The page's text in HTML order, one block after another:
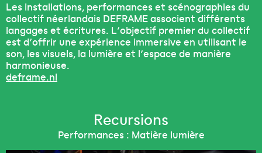
Les installations, performances et scénographies du
collectif néerlandais DEFRAME associent différents
langages et écritures. L’objectif premier du collectif
est d’offrir une expérience immersive en utilisant le
son, les visuels, la lumière et l’espace de manière
harmonieuse.
deframe.nl
Recursions
Performances : Matière lumière